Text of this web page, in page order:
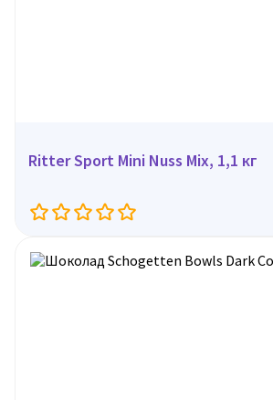
Ritter Sport Mini Nuss Mix, 1,1 кг